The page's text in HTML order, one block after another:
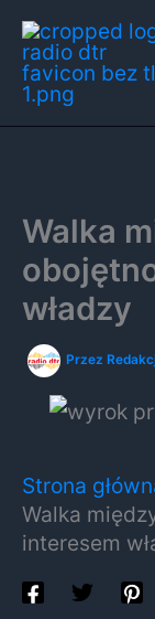
Przejdź
do
treści
Walka
władzy
Przez
Strona
Walka
interesem